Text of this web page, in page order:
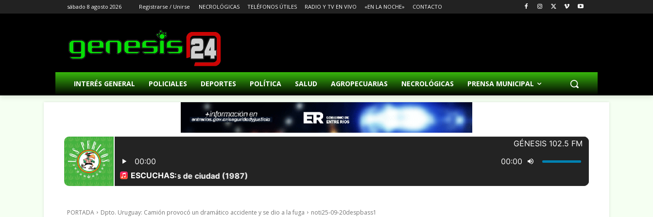
sábado 8 agosto 2026 Registrarse / Unirse NECROLÓGICAS TELÉFONOS ÚTILES RADIO Y TV EN VIVO «EN LA NOCHE» CONTACTO
INTERÉS GENERAL POLICIALES DEPORTES POLÍTICA SALUD AGROPECUARIAS NECROLÓGICAS PRENSA MUNICIPAL
PORTADA Dpto. Uruguay: Camión provocó un dramático accidente y se dio a la fuga noti25-09-20despbass1